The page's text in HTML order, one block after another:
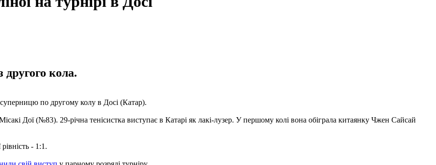
другого кола.
суперницю по другому колу в Досі (Катар).
Дої (№83). 29-річна тенісистка виступає в Катарі як лакі-лузер. У першому колі вона обіграла китаянку Чжен Сайсай
- 1:1.